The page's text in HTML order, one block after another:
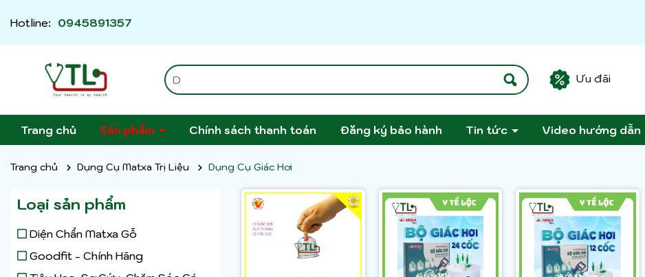
Hotline: 0945891357
Ưu đãi
Trang chủ Sản phẩm Chính sách thanh toán Đăng ký bảo hành Tin tức Video hướng dẫn
Trang chủ Dụng Cụ Matxa Trị Liệu Dụng Cụ Giác Hơi
Loại sản phẩm
Diện Chẩn Matxa Gỗ
Goodfit - Chính Hãng